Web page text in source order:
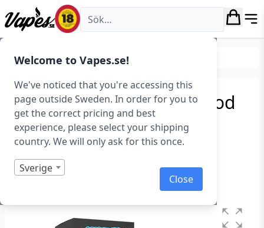
Welcome to Vapes.se!
We've noticed that you're accessing this
page outside Sweden. In order for you to
get the correct pricing and best
experience, please select your shipping
country. We will only ask for this once.
Sverige
Close
Vapes.se
E-juice Smaker Sötsaker
Sadboy – Strawberry Blood
ICE (Iced Fruit) (100 ml,
Shortfill)
Art.nr: 39493
Slut i lager